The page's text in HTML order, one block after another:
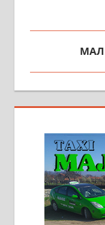
београдски
2х150м2,
адресе. 063/
Издајем
халу на
плацу
064/321-80-